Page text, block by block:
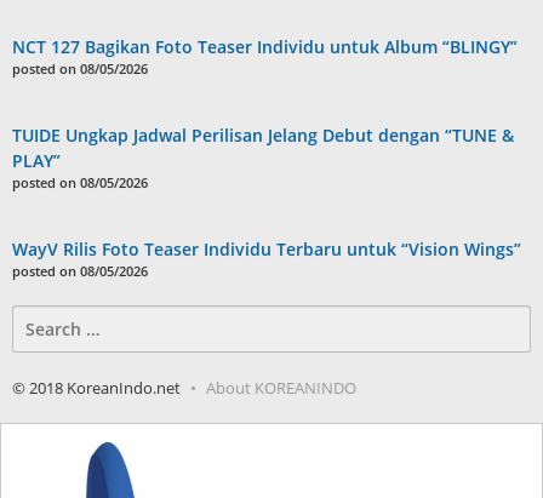
NCT 127 Bagikan Foto Teaser Individu untuk Album “BLINGY”
posted on 08/05/2026
TUIDE Ungkap Jadwal Perilisan Jelang Debut dengan “TUNE &
PLAY”
posted on 08/05/2026
WayV Rilis Foto Teaser Individu Terbaru untuk “Vision Wings”
posted on 08/05/2026
for:
© 2018 KoreanIndo.net About KOREANINDO